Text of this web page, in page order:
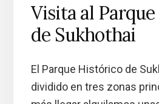
Visita al
de Sukhothai
El Parque Histórico de
dividido en tres zonas